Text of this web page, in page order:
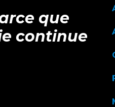
que
continue